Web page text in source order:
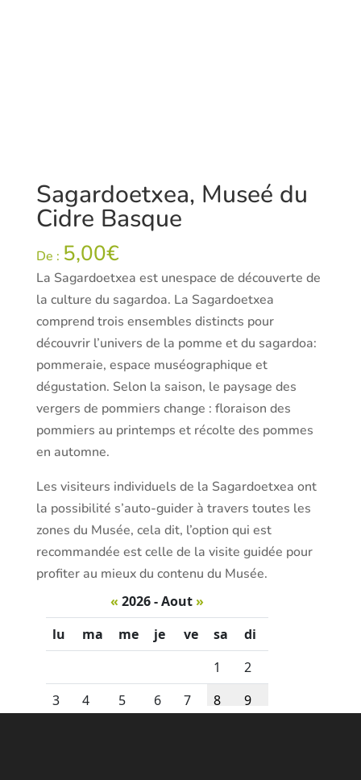
Sagardoetxea, Museé du
Cidre Basque
De : 5,00€
La Sagardoetxea est unespace de découverte de
la culture du sagardoa. La Sagardoetxea
comprend trois ensembles distincts pour
découvrir l’univers de la pomme et du sagardoa:
pommeraie, espace muséographique et
dégustation. Selon la saison, le paysage des
vergers de pommiers change : floraison des
pommiers au printemps et récolte des pommes
en automne.
Les visiteurs individuels de la Sagardoetxea ont
la possibilité s’auto-guider à travers toutes les
zones du Musée, cela dit, l’option qui est
recommandée est celle de la visite guidée pour
profiter au mieux du contenu du Musée.